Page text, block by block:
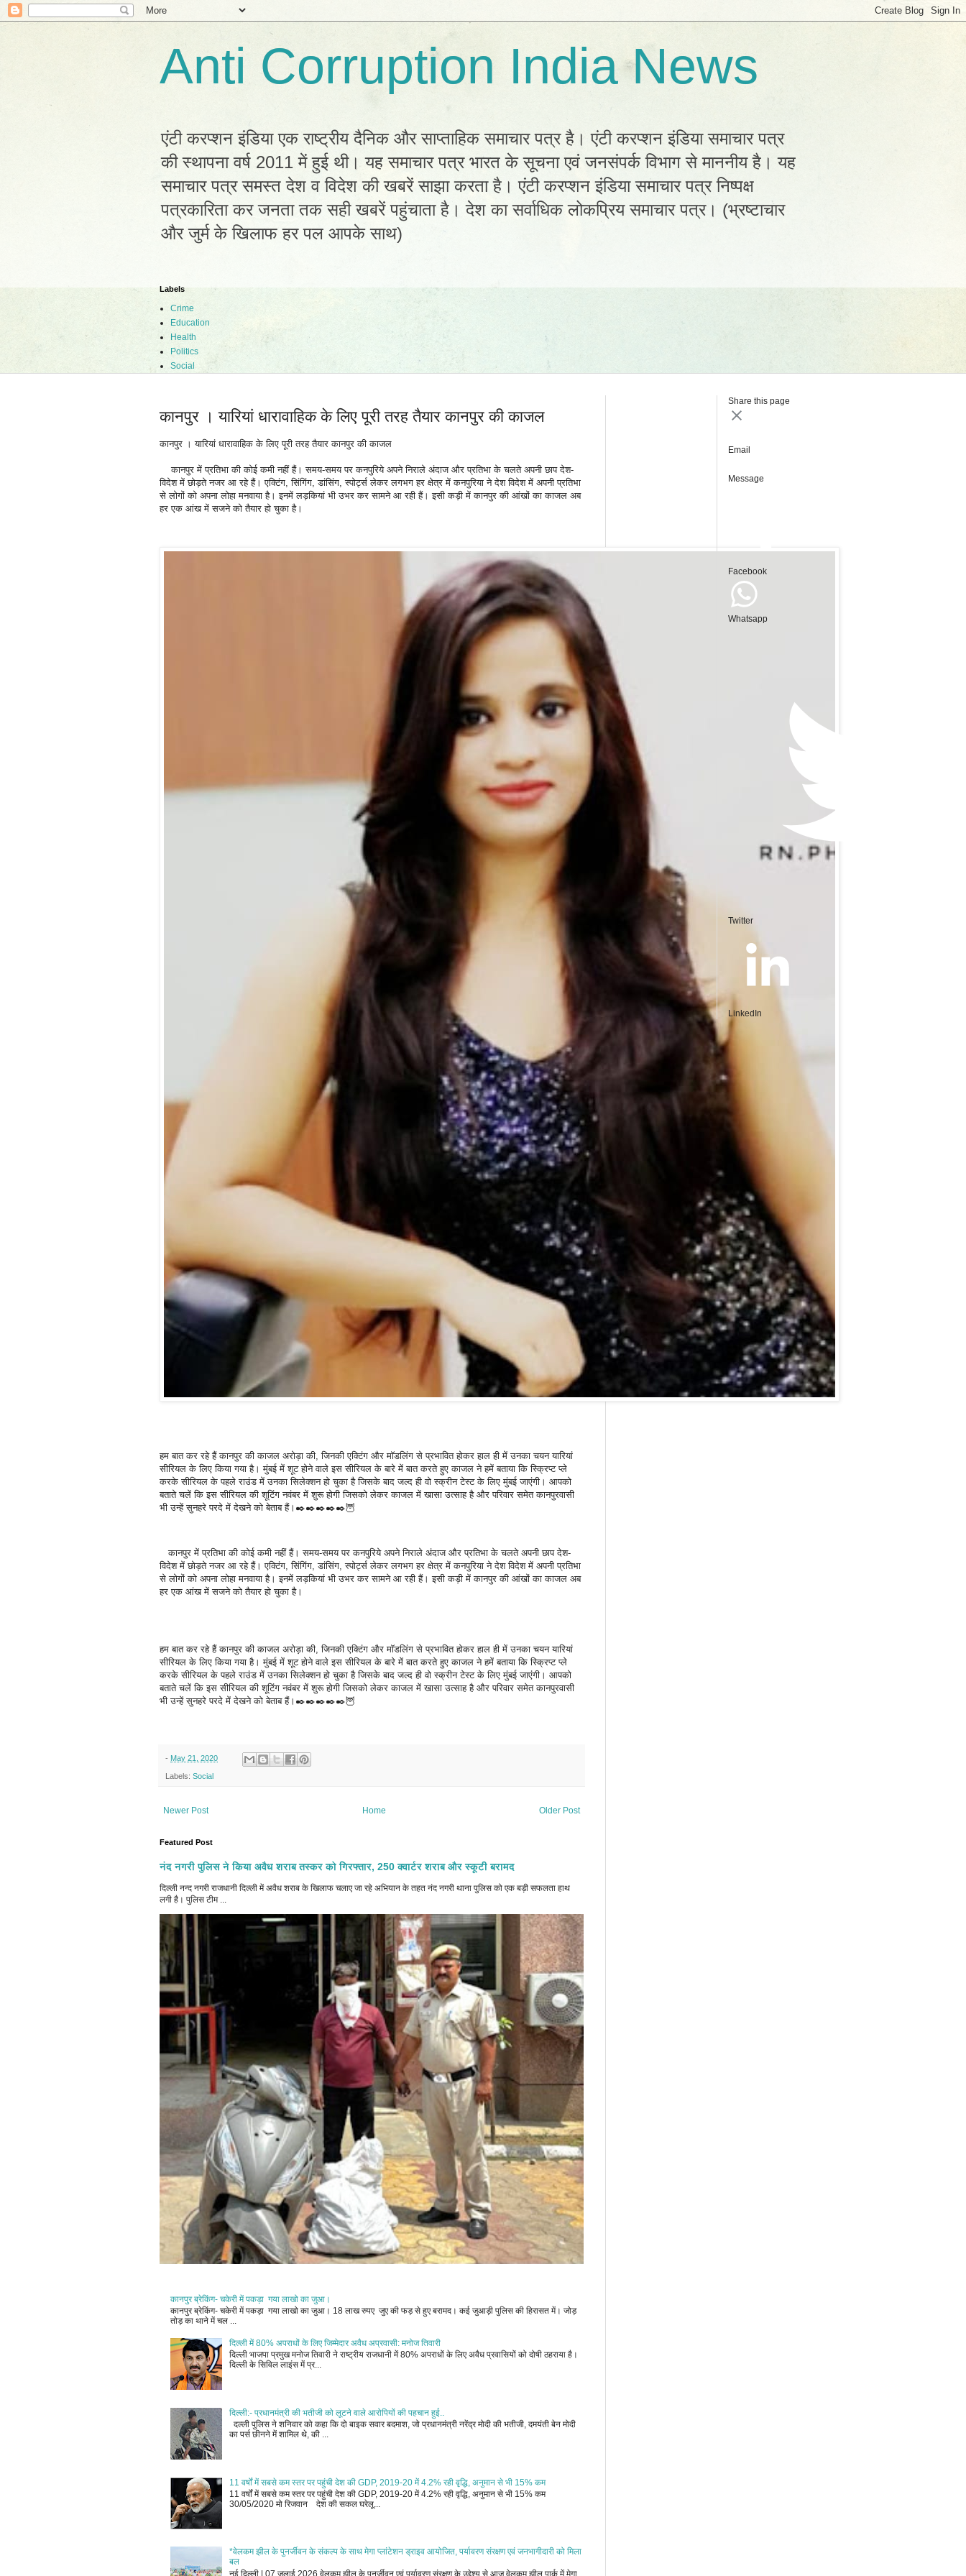
Anti Corruption India News
एंटी करप्शन इंडिया एक राष्ट्रीय दैनिक और साप्ताहिक समाचार पत्र है। एंटी करप्शन इंडिया समाचार पत्र
की स्थापना वर्ष 2011 में हुई थी। यह समाचार पत्र भारत के सूचना एवं जनसंपर्क विभाग से माननीय है। यह
समाचार पत्र समस्त देश व विदेश की खबरें साझा करता है। एंटी करप्शन इंडिया समाचार पत्र निष्पक्ष
पत्रकारिता कर जनता तक सही खबरें पहुंचाता है। देश का सर्वाधिक लोकप्रिय समाचार पत्र। (भ्रष्टाचार
और जुर्म के खिलाफ हर पल आपके साथ)
Labels
Crime
Education
Health
Politics
Social
कानपुर । यारियां धारावाहिक के लिए पूरी तरह तैयार कानपुर की काजल
कानपुर । यारियां धारावाहिक के लिए पूरी तरह तैयार कानपुर की काजल
कानपुर में प्रतिभा की कोई कमी नहीं हैं। समय-समय पर कनपुरिये अपने निराले अंदाज और प्रतिभा के चलते अपनी छाप देश-
विदेश में छोड़ते नजर आ रहे हैं। एक्टिंग, सिंगिंग, डांसिंग, स्पोर्ट्स लेकर लगभग हर क्षेत्र में कनपुरिया ने देश विदेश में अपनी प्रतिभा
से लोगों को अपना लोहा मनवाया है। इनमें लड़कियां भी उभर कर सामने आ रही हैं। इसी कड़ी में कानपुर की आंखों का काजल अब
हर एक आंख में सजने को तैयार हो चुका है।
हम बात कर रहे हैं कानपुर की काजल अरोड़ा की, जिनकी एक्टिंग और मॉडलिंग से प्रभावित होकर हाल ही में उनका चयन यारियां
सीरियल के लिए किया गया है। मुंबई में शूट होने वाले इस सीरियल के बारे में बात करते हुए काजल ने हमें बताया कि स्क्रिप्ट प्ले
करके सीरियल के पहले राउंड में उनका सिलेक्शन हो चुका है जिसके बाद जल्द ही वो स्क्रीन टेस्ट के लिए मुंबई जाएंगी। आपको
बताते चलें कि इस सीरियल की शूटिंग नवंबर में शुरू होगी जिसको लेकर काजल में खासा उत्साह है और परिवार समेत कानपुरवासी
भी उन्हें सुनहरे परदे में देखने को बेताब हैं।✒️✒️✒️✒️✒️🦉
कानपुर में प्रतिभा की कोई कमी नहीं हैं। समय-समय पर कनपुरिये अपने निराले अंदाज और प्रतिभा के चलते अपनी छाप देश-
विदेश में छोड़ते नजर आ रहे हैं। एक्टिंग, सिंगिंग, डांसिंग, स्पोर्ट्स लेकर लगभग हर क्षेत्र में कनपुरिया ने देश विदेश में अपनी प्रतिभा
से लोगों को अपना लोहा मनवाया है। इनमें लड़कियां भी उभर कर सामने आ रही हैं। इसी कड़ी में कानपुर की आंखों का काजल अब
हर एक आंख में सजने को तैयार हो चुका है।
हम बात कर रहे हैं कानपुर की काजल अरोड़ा की, जिनकी एक्टिंग और मॉडलिंग से प्रभावित होकर हाल ही में उनका चयन यारियां
सीरियल के लिए किया गया है। मुंबई में शूट होने वाले इस सीरियल के बारे में बात करते हुए काजल ने हमें बताया कि स्क्रिप्ट प्ले
करके सीरियल के पहले राउंड में उनका सिलेक्शन हो चुका है जिसके बाद जल्द ही वो स्क्रीन टेस्ट के लिए मुंबई जाएंगी। आपको
बताते चलें कि इस सीरियल की शूटिंग नवंबर में शुरू होगी जिसको लेकर काजल में खासा उत्साह है और परिवार समेत कानपुरवासी
भी उन्हें सुनहरे परदे में देखने को बेताब हैं।✒️✒️✒️✒️✒️🦉
- May 21, 2020
Labels: Social
Newer Post Older Post
Home
Featured Post
नंद नगरी पुलिस ने किया अवैध शराब तस्कर को गिरफ्तार, 250 क्वार्टर शराब और स्कूटी बरामद
दिल्ली नन्द नगरी राजधानी दिल्ली में अवैध शराब के खिलाफ चलाए जा रहे अभियान के तहत नंद नगरी थाना पुलिस को एक बड़ी सफलता हाथ
लगी है। पुलिस टीम ...
कानपुर ब्रेकिंग- चकेरी में पकड़ा गया लाखो का जुआ।
कानपुर ब्रेकिंग- चकेरी में पकड़ा गया लाखो का जुआ। 18 लाख रुपए जुए की फड़ से हुए बरामद। कई जुआड़ी पुलिस की हिरासत में। जोड़
तोड़ का थाने में चल ...
दिल्ली में 80% अपराधों के लिए जिम्मेदार अवैध अप्रवासी: मनोज तिवारी
दिल्ली भाजपा प्रमुख मनोज तिवारी ने राष्ट्रीय राजधानी में 80% अपराधों के लिए अवैध प्रवासियों को दोषी ठहराया है।
दिल्ली के सिविल लाइंस में प्र...
दिल्ली:- प्रधानमंत्री की भतीजी को लूटने वाले आरोपियों की पहचान हुई..
दल्ली पुलिस ने शनिवार को कहा कि दो बाइक सवार बदमाश, जो प्रधानमंत्री नरेंद्र मोदी की भतीजी, दमयंती बेन मोदी
का पर्स छीनने में शामिल थे, की ...
11 वर्षों में सबसे कम स्तर पर पहुंची देश की GDP, 2019-20 में 4.2% रही वृद्धि, अनुमान से भी 15% कम
11 वर्षों में सबसे कम स्तर पर पहुंची देश की GDP, 2019-20 में 4.2% रही वृद्धि, अनुमान से भी 15% कम
30/05/2020 मो रिजवान देश की सकल घरेलू...
*वेलकम झील के पुनर्जीवन के संकल्प के साथ मेगा प्लांटेशन ड्राइव आयोजित, पर्यावरण संरक्षण एवं जनभागीदारी को मिला
बल
नई दिल्ली | 07 जुलाई 2026 वेलकम झील के पुनर्जीवन एवं पर्यावरण संरक्षण के उद्देश्य से आज वेलकम झील पार्क में मेगा
Share this page
Email
Message
Facebook
Whatsapp
Twitter
LinkedIn